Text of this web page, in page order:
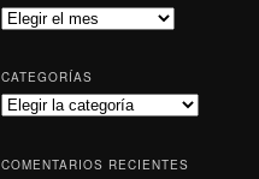
Archivos
CATEGORÍAS
Categorías
COMENTARIOS RECIENTES